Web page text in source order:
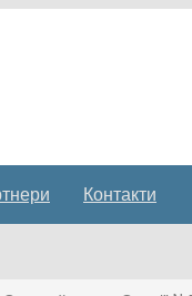
Контакти